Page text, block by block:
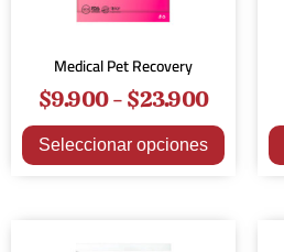
Medical Pet Recovery
$9.900-$23.900
Seleccionar opciones